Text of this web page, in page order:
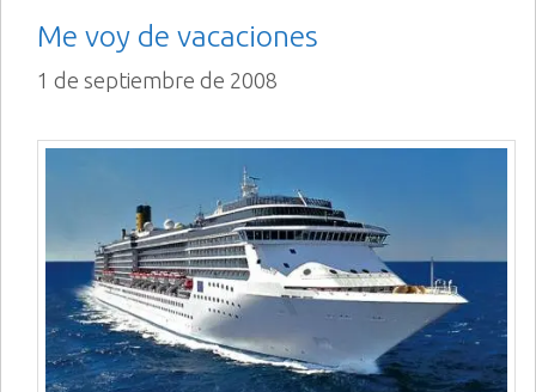
Me voy de vacaciones
1 de septiembre de 2008